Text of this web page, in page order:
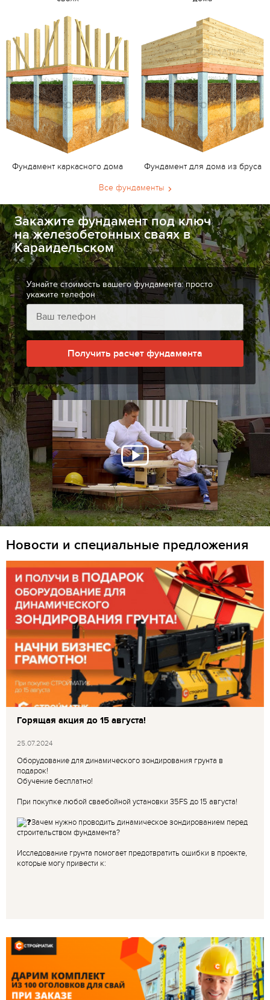
Фундамент каркасного дома Фундамент для дома из бруса
Все фундаменты
Закажите фундамент под ключ
на железобетонных сваях в
Караидельском
Узнайте стоимость вашего фундамента: просто
укажите телефон
Получить расчет фундамента
Новости и специальные предложения
Горящая акция до 15 августа!
25.07.2024
Оборудование для динамического зондирования грунта в
подарок!
Обучение бесплатно!
При покупке любой сваебойной установки 35FS до 15 августа!
Зачем нужно проводить динамическое зондированием перед
строительством фундамента?
Исследование грунта помогает предотвратить ошибки в проекте,
которые могу привести к: